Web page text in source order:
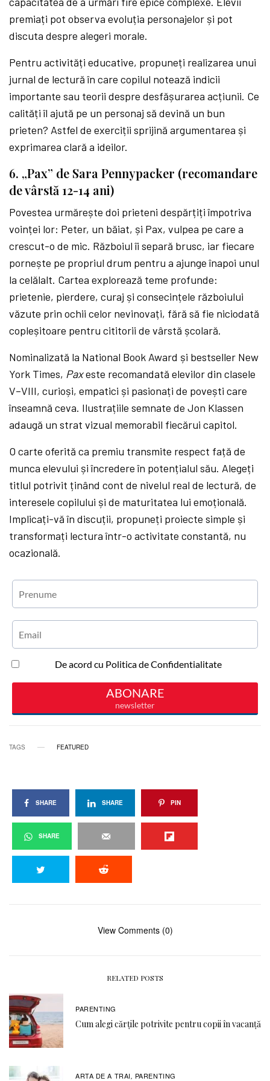
premiați pot observa evoluția personajelor și pot
discuta despre alegeri morale.
Pentru activități educative, propuneți realizarea unui
jurnal de lectură în care copilul notează indicii
importante sau teorii despre desfășurarea acțiunii. Ce
calități îl ajută pe un personaj să devină un bun
prieten? Astfel de exerciții sprijină argumentarea și
exprimarea clară a ideilor.
6. „Pax” de Sara Pennypacker (recomandare
de vârstă 12-14 ani)
Povestea urmărește doi prieteni despărțiți împotriva
voinței lor: Peter, un băiat, și Pax, vulpea pe care a
crescut-o de mic. Războiul îi separă brusc, iar fiecare
pornește pe propriul drum pentru a ajunge înapoi unul
la celălalt. Cartea explorează teme profunde:
prietenie, pierdere, curaj și consecințele războiului
văzute prin ochii celor nevinovați, fără să fie niciodată
copleșitoare pentru cititorii de vârstă școlară.
Nominalizată la National Book Award și bestseller New
York Times, Paxeste recomandată elevilor din clasele
V–VIII, curioși, empatici și pasionați de povești care
înseamnă ceva. Ilustrațiile semnate de Jon Klassen
adaugă un strat vizual memorabil fiecărui capitol.
O carte oferită ca premiu transmite respect față de
munca elevului și încredere în potențialul său. Alegeți
titlul potrivit ținând cont de nivelul real de lectură, de
interesele copilului și de maturitatea lui emoțională.
Implicați-vă în discuții, propuneți proiecte simple și
transformați lectura într-o activitate constantă, nu
ocazională.
TAGS FEATURED
SHARE SHARE PIN
SHARE
View Comments (0)
RELATED POSTS
PARENTING
Cum alegi cărțile potrivite pentru copii în vacanță
ARTA DE A TRAI, PARENTING